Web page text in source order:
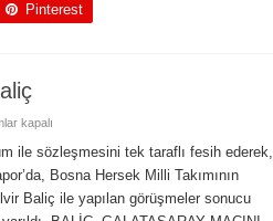
Pinterest
kapalı
ile sözleşmesini tek taraflı fesih ederek,
Bosna Hersek Milli Takımının
Baliç ile yapılan görüşmeler sonucu